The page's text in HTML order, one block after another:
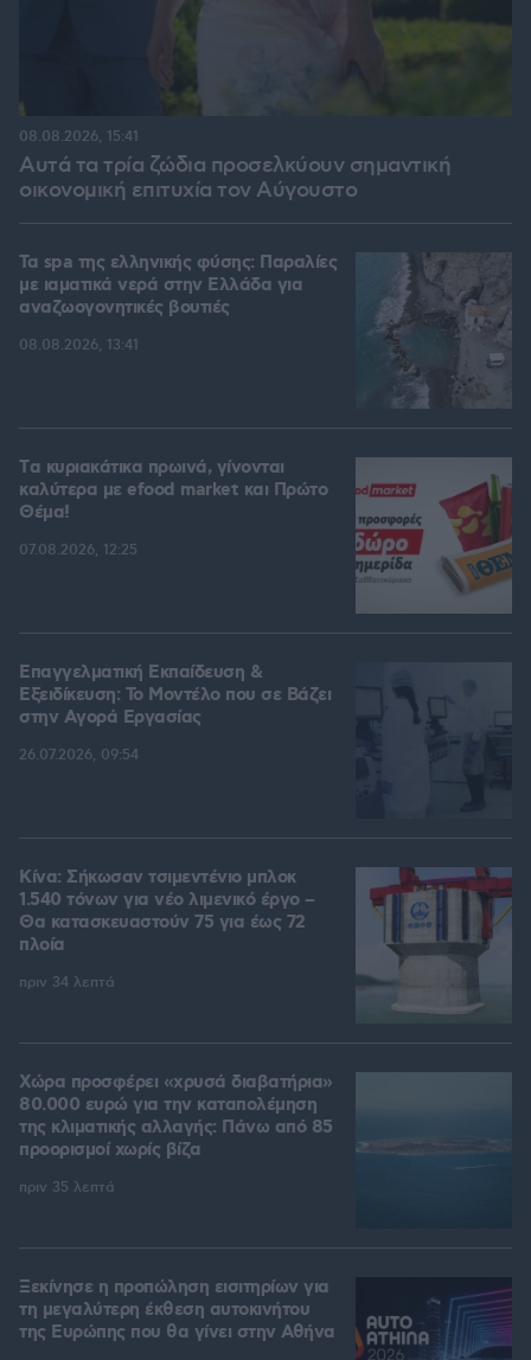
Αυτά τα τρία ζώδια προσελκύουν σημαντική
οικονομική επιτυχία τον Αύγουστο
08.08.2026, 15:41
Τα spa της ελληνικής φύσης: Παραλίες
με ιαματικά νερά στην Ελλάδα για
αναζωογονητικές βουτιές
08.08.2026, 13:41
Tα κυριακάτικα πρωινά, γίνονται
καλύτερα με efood market και Πρώτο
Θέμα!
07.08.2026, 12:25
Επαγγελματική Εκπαίδευση &
Εξειδίκευση: Το Mοντέλο που σε Bάζει
στην Aγορά Eργασίας
26.07.2026, 09:54
Κίνα: Σήκωσαν τσιμεντένιο μπλοκ
1.540 τόνων για νέο λιμενικό έργο –
Θα κατασκευαστούν 75 για έως 72
πλοία
πριν 34 λεπτά
Χώρα προσφέρει «χρυσά διαβατήρια»
80.000 ευρώ για την καταπολέμηση
της κλιματικής αλλαγής: Πάνω από 85
προορισμοί χωρίς βίζα
πριν 35 λεπτά
Ξεκίνησε η προπώληση εισιτηρίων για
τη μεγαλύτερη έκθεση αυτοκινήτου
της Ευρώπης που θα γίνει στην Αθήνα